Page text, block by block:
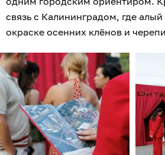
связь с Калининградом, где алый
окраске осенних клёнов и